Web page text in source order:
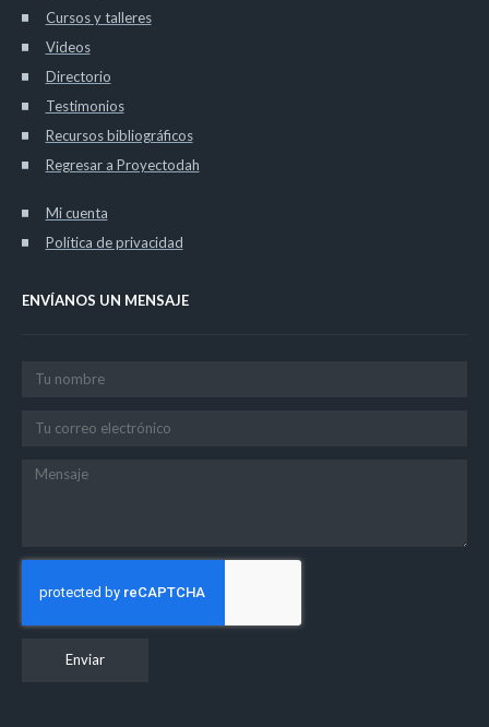
Cursos y talleres
Videos
Directorio
Testimonios
Recursos bibliográficos
Regresar a Proyectodah
Mi cuenta
Política de privacidad
ENVÍANOS UN MENSAJE
Enviar